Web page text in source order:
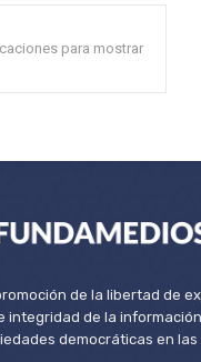
para mostrar
de la libertad de
integridad de la
democráticas en las